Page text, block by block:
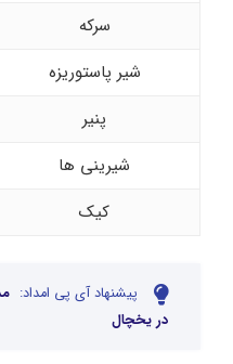
سرکه
شیر پاستوریزه
پنیر
شیرینی ها
کیک
پیشنهاد آی پی امداد:
در یخچال